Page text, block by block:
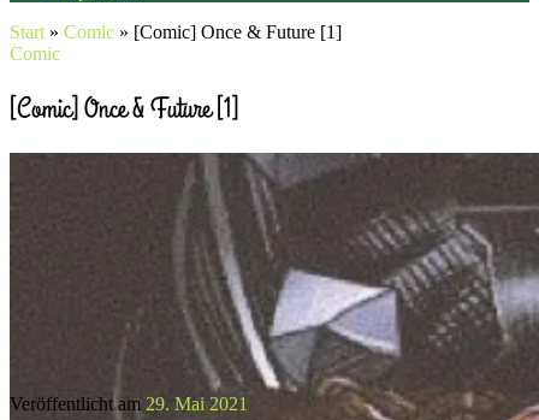
Start » Comic » [Comic] Once & Future [1]
Comic
[Comic] Once & Future [1]
Veröffentlicht am 29. Mai 2021